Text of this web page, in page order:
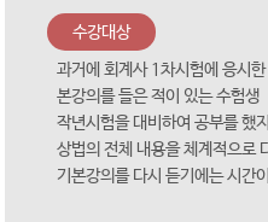
수강대상
과거에 회계사 1차시험에 응시
본강의를 들은 적이 있는 수험생
작년시험을 대비하여 공부를 했
상법의 전체 내용을 체계적으로
기본강의를 다시 듣기에는 시간